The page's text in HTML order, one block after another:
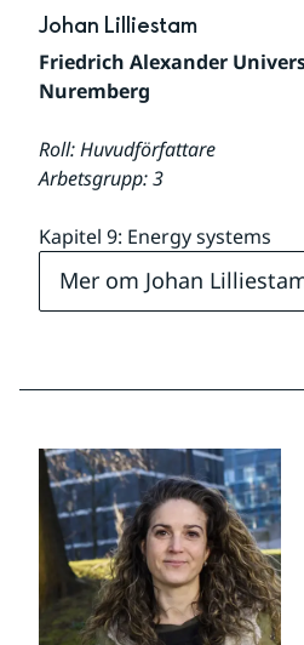
Johan Lilliestam
Friedrich Alexander
Nuremberg
Roll: Huvudförfattare
Arbetsgrupp: 3
Kapitel 9: Energy systems
Mer om Johan